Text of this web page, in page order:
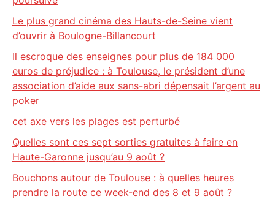
Le plus grand cinéma des Hauts-de-Seine vient
d’ouvrir à Boulogne-Billancourt
Il escroque des enseignes pour plus de 184 000
euros de préjudice : à Toulouse, le président d’une
association d’aide aux sans-abri dépensait l’argent au
poker
cet axe vers les plages est perturbé
Quelles sont ces sept sorties gratuites à faire en
Haute-Garonne jusqu’au 9 août ?
Bouchons autour de Toulouse : à quelles heures
prendre la route ce week-end des 8 et 9 août ?